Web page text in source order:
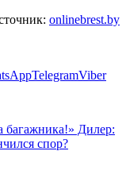
onlinebrest.by
TelegramViber
багажника!» Дилер:
спор?